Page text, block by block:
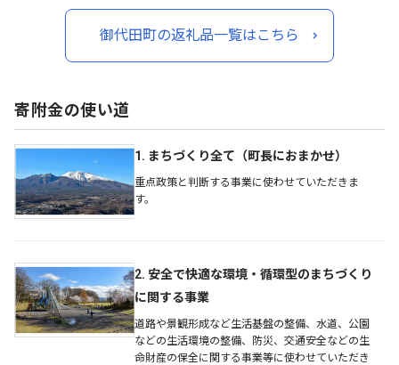
御代田町の返礼品一覧はこちら
寄附金の使い道
1. まちづくり全て（町長におまかせ）
重点政策と判断する事業に使わせていただきま
す。
2. 安全で快適な環境・循環型のまちづくり
に関する事業
道路や景観形成など生活基盤の整備、水道、公園
などの生活環境の整備、防災、交通安全などの生
命財産の保全に関する事業等に使わせていただき